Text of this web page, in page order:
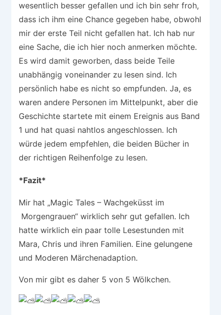
wesentlich besser gefallen und ich bin sehr froh,
dass ich ihm eine Chance gegeben habe, obwohl
mir der erste Teil nicht gefallen hat. Ich hab nur
eine Sache, die ich hier noch anmerken möchte.
Es wird damit geworben, dass beide Teile
unabhängig voneinander zu lesen sind. Ich
persönlich habe es nicht so empfunden. Ja, es
waren andere Personen im Mittelpunkt, aber die
Geschichte startete mit einem Ereignis aus Band
1 und hat quasi nahtlos angeschlossen. Ich
würde jedem empfehlen, die beiden Bücher in
der richtigen Reihenfolge zu lesen.
*Fazit*
Mir hat „Magic Tales – Wachgeküsst im
Morgengrauen“ wirklich sehr gut gefallen. Ich
hatte wirklich ein paar tolle Lesestunden mit
Mara, Chris und ihren Familien. Eine gelungene
und Moderen Märchenadaption.
Von mir gibt es daher 5 von 5 Wölkchen.